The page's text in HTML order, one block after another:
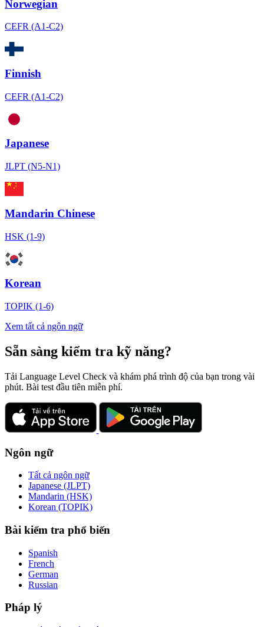
Norwegian
CEFR (A1-C2)
Finnish
CEFR (A1-C2)
Japanese
JLPT (N5-N1)
Mandarin Chinese
HSK (1-9)
Korean
TOPIK (1-6)
Xem tất cả ngôn ngữ
Sẵn sàng kiểm tra kỹ năng?
Tải Language Level Check và khám phá trình độ của bạn trong vài
phút. Bài test đầu tiên miễn phí.
Ngôn ngữ
Tất cả ngôn ngữ
Japanese (JLPT)
Mandarin (HSK)
Korean (TOPIK)
Bài kiểm tra phổ biến
Spanish
French
German
Russian
Pháp lý